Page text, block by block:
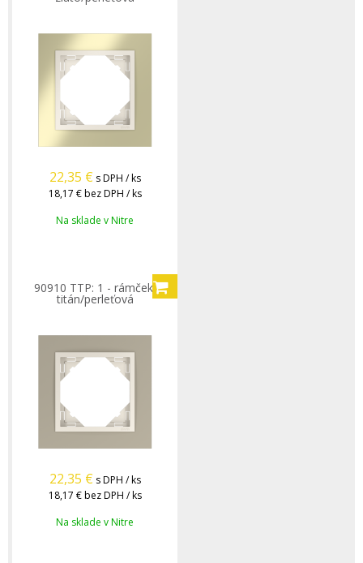
22,35 € s DPH / ks
18,17 € bez DPH / ks
Na sklade v Nitre
90910 TTP: 1 - rámček,
titán/perleťová
22,35 € s DPH / ks
18,17 € bez DPH / ks
Na sklade v Nitre